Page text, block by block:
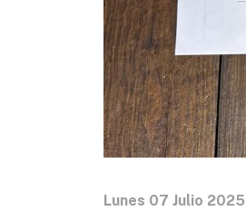
Lunes 07 Julio 2025